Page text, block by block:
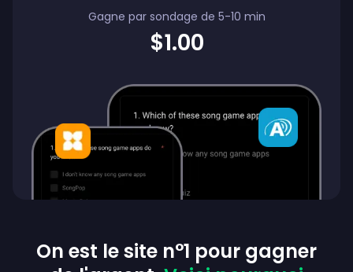
Gagne par sondage de 5-10 min
$1.00
On est le site n°1 pour gagner